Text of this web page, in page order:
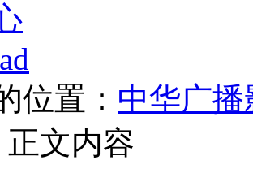
位置： 中华广
正文内容